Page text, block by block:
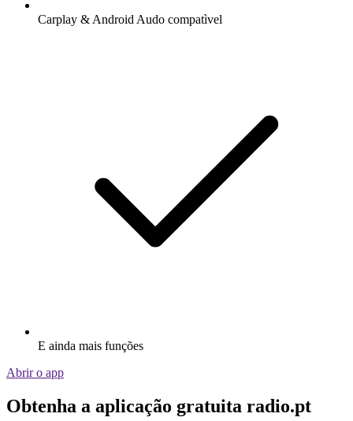
Carplay & Android Audo compatìvel
E ainda mais funções
Abrir o app
Obtenha a aplicação gratuita radio.pt